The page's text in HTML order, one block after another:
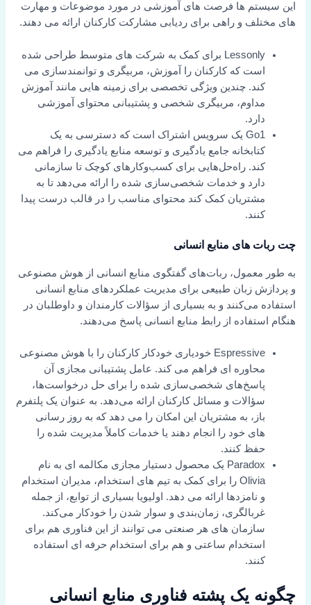
این سیستم ها فرصت های آموزشی در مورد موضوعات و مهارت
های مختلف و راهی برای ردیابی مشارکت کارکنان ارائه می دهند.
Lessonly برای کمک به شرکت های متوسط طراحی شده
است که کارکنان را آموزش، مربیگری و توانمندسازی می
کند. چندین ویژگی تخصصی برای زمینه هایی مانند آموزش
مداوم، مربیگری شخصی و پشتیبانی محتوای آموزشی
دارد.
Go1 یک سرویس اشتراک است که دسترسی به یک
کتابخانه جامع یادگیری و توسعه منابع یادگیری را فراهم می
کند. راه‌حل‌هایی برای کسب‌وکارهای کوچک تا سازمانی
دارد و خدمات شخصی‌سازی شده را ارائه می‌دهد تا به
مشتریان کمک کند محتوای مناسب را در قالب درست پیدا
کنند.
چت ربات های منابع انسانی
به طور معمول، ربات‌های گفتگوی منابع انسانی از هوش مصنوعی
و پردازش زبان طبیعی برای مدیریت عملکردهای منابع انسانی
استفاده می‌کنند و به بسیاری از سؤالات کارمندان و داوطلبان در
هنگام استفاده از رابط منابع انسانی پاسخ می‌دهند.
Espressive خودیاری خودکار کارکنان را با هوش مصنوعی
محاوره ای فراهم می کند. عامل پشتیبانی مجازی آن
پاسخ‌های شخصی‌سازی شده را برای حل درخواست‌ها،
سؤالات و مسائل کارکنان ارائه می‌دهد. به عنوان یک پلتفرم
باز، به مشتریان این امکان را می دهد که به روز رسانی
های خود را انجام دهند یا خدمات کاملاً مدیریت شده را
حفظ کنند.
Paradox یک محصول دستیار مجازی مکالمه ای به نام
Olivia را برای کمک به تیم های استخدام، مدیران استخدام
و نامزدها ارائه می دهد. اولیویا بسیاری از توابع، از جمله
غربالگری، زمان‌بندی و سوار شدن را خودکار می‌کند.
سازمان های هر صنعتی می توانند از این فناوری هم برای
استخدام ساعتی و هم برای استخدام حرفه ای استفاده
کنند.
چگونه یک پشته فناوری منابع انسانی